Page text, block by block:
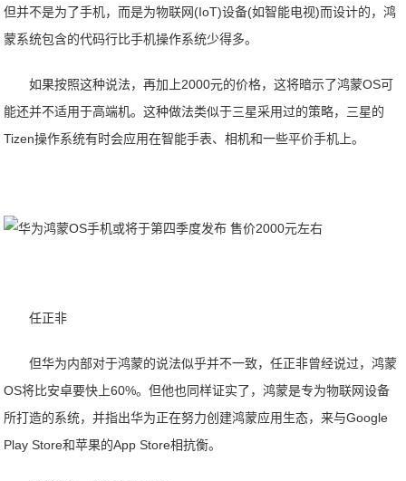
但并不是为了手机，而是为物联网(IoT)设备(如智能电视)而设计的，鸿
蒙系统包含的代码行比手机操作系统少得多。
如果按照这种说法，再加上2000元的价格，这将暗示了鸿蒙OS可
能还并不适用于高端机。这种做法类似于三星采用过的策略，三星的
Tizen操作系统有时会应用在智能手表、相机和一些平价手机上。
任正非
但华为内部对于鸿蒙的说法似乎并不一致，任正非曾经说过，鸿蒙
OS将比安卓要快上60%。但他也同样证实了，鸿蒙是专为物联网设备
所打造的系统，并指出华为正在努力创建鸿蒙应用生态，来与Google
Play Store和苹果的App Store相抗衡。